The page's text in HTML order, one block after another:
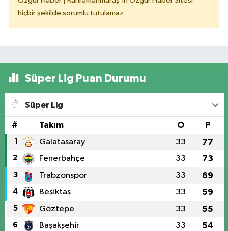
hiçbir şekilde sorumlu tutulamaz.
Süper Lig Puan Durumu
Süper Lig
# Takım O P
1 Galatasaray 33 77
2 Fenerbahçe 33 73
3 Trabzonspor 33 69
4 Beşiktaş 33 59
5 Göztepe 33 55
6 Başakşehir 33 54